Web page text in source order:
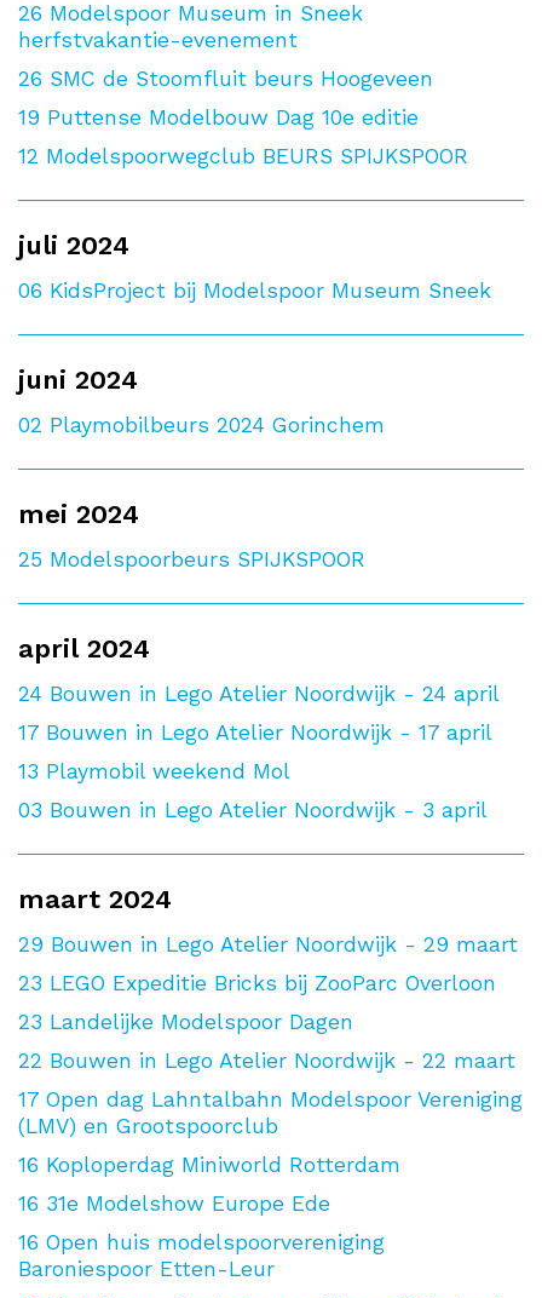
26 Modelspoor Museum in Sneek
herfstvakantie-evenement
26 SMC de Stoomfluit beurs Hoogeveen
19 Puttense Modelbouw Dag 10e editie
12 Modelspoorwegclub BEURS SPIJKSPOOR
juli 2024
06 KidsProject bij Modelspoor Museum Sneek
juni 2024
02 Playmobilbeurs 2024 Gorinchem
mei 2024
25 Modelspoorbeurs SPIJKSPOOR
april 2024
24 Bouwen in Lego Atelier Noordwijk - 24 april
17 Bouwen in Lego Atelier Noordwijk - 17 april
13 Playmobil weekend Mol
03 Bouwen in Lego Atelier Noordwijk - 3 april
maart 2024
29 Bouwen in Lego Atelier Noordwijk - 29 maart
23 LEGO Expeditie Bricks bij ZooParc Overloon
23 Landelijke Modelspoor Dagen
22 Bouwen in Lego Atelier Noordwijk - 22 maart
17 Open dag Lahntalbahn Modelspoor Vereniging
(LMV) en Grootspoorclub
16 Koploperdag Miniworld Rotterdam
16 31e Modelshow Europe Ede
16 Open huis modelspoorvereniging
Baroniespoor Etten-Leur